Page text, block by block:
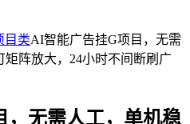
目类AI智能广告挂G项目，无需
矩阵放大，24小时不间断刷广
，无需人工，单机稳